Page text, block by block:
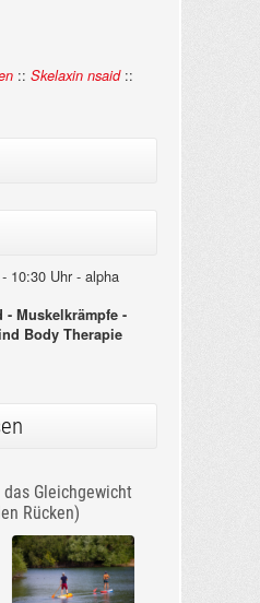
:: Skelaxin nsaid::
10:30 Uhr - alpha
Muskelkrämpfe -
Body Therapie
Gleichgewicht
Rücken)